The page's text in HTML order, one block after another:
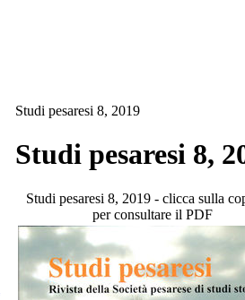
Studi pesaresi 8, 2019
Studi pesaresi 8,
Studi pesaresi 8, 2019 - clicca sulla
per consultare il PDF